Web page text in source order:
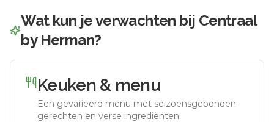
Wat kun je verwachten bij Centraal
by Herman?
Keuken & menu
Een gevarieerd menu met seizoensgebonden
gerechten en verse ingrediënten.